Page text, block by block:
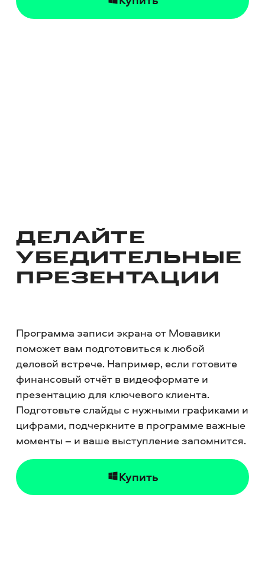
ДЕЛАЙТЕ
УБЕДИТЕЛЬНЫЕ
ПРЕЗЕНТАЦИИ
Программа записи экрана от Мовавики
поможет вам подготовиться к любой
деловой встрече. Например, если готовите
финансовый отчёт в видеоформате и
презентацию для ключевого клиента.
Подготовьте слайды с нужными графиками и
цифрами, подчеркните в программе важные
моменты – и ваше выступление запомнится.
Купить